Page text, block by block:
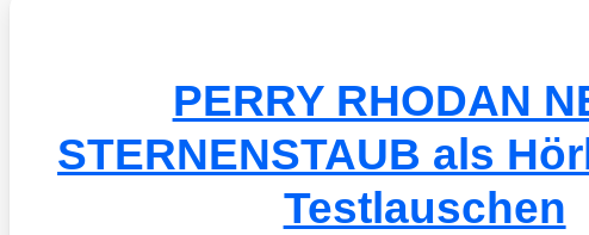
PERRY RHODAN
STERNENSTAUB als
Testlauschen